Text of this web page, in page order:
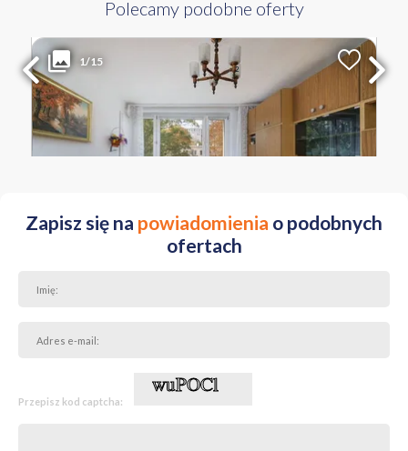
Polecamy podobne oferty
1/15Liczba pokoi Powierzchnia
51.58 m2
Cena za m 2
15 510 PLN
MAZOWIECKIE Warszawa Śródmieście ul. Józefa Lewartowskiego
Zapisz się na powiadomienia o podobnych
ofertach
Przepisz kod captcha: